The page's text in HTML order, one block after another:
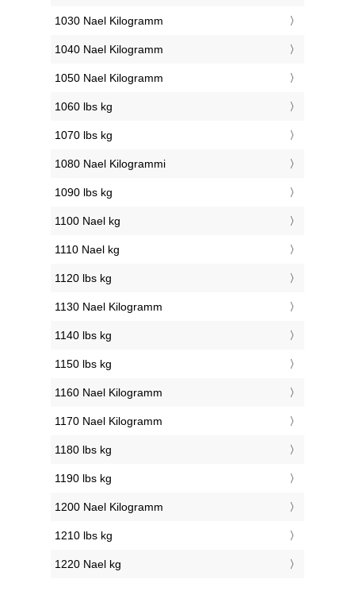
1030 Nael Kilogramm
1040 Nael Kilogramm
1050 Nael Kilogramm
1060 lbs kg
1070 lbs kg
1080 Nael Kilogrammi
1090 lbs kg
1100 Nael kg
1110 Nael kg
1120 lbs kg
1130 Nael Kilogramm
1140 lbs kg
1150 lbs kg
1160 Nael Kilogramm
1170 Nael Kilogramm
1180 lbs kg
1190 lbs kg
1200 Nael Kilogramm
1210 lbs kg
1220 Nael kg